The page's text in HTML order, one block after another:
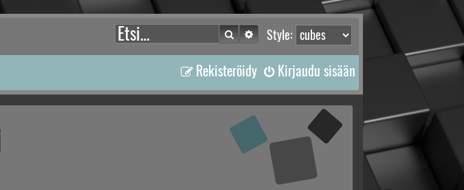
Style:
Etsi Tarkennettu haku
Kirjaudu sisään
Rekisteröidy